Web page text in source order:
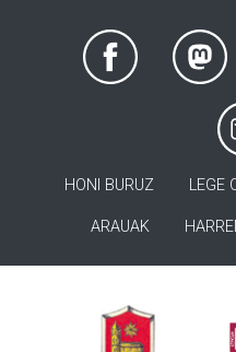
HONI BURUZ LEGE
ARAUAK